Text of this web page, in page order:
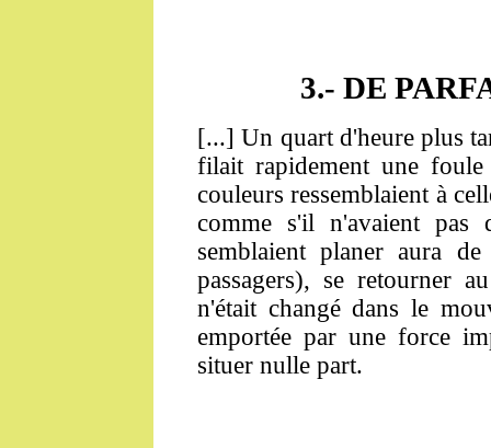
3.- DE
[...] Un quart d'heure plus
filait rapidement une
couleurs ressemblaient à
comme s'il n'avaient pas
semblaient planer aura
passagers), se retourner
n'était changé dans le
emportée par une force
situer nulle part.